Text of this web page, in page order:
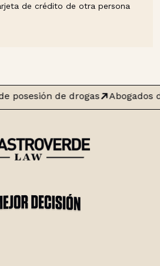
de crédito de otra persona
posesión de drogas Abogados